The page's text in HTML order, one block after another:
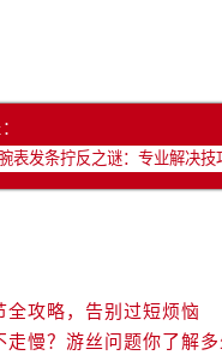
全攻略，告别过短烦恼
慢？游丝问题你了解多